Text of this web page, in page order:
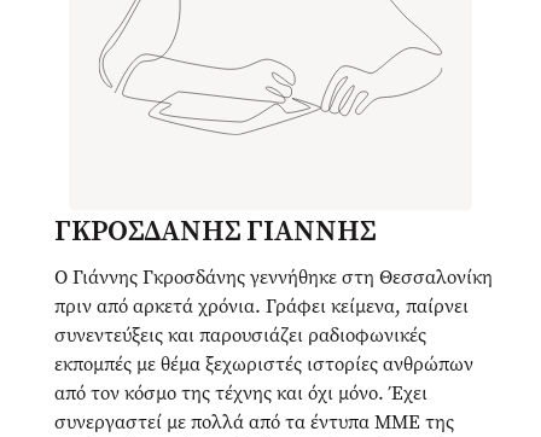
ΓΚΡΟΣΔΑΝΗΣ ΓΙΑΝΝΗΣ
Ο Γιάννης Γκροσδάνης γεννήθηκε στη Θεσσαλονίκη
πριν από αρκετά χρόνια. Γράφει κείμενα, παίρνει
συνεντεύξεις και παρουσιάζει ραδιοφωνικές
εκπομπές με θέμα ξεχωριστές ιστορίες ανθρώπων
από τον κόσμο της τέχνης και όχι μόνο. Έχει
συνεργαστεί με πολλά από τα έντυπα ΜΜΕ της